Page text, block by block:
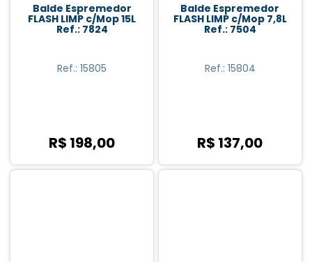
Balde Espremedor
FLASH LIMP c/Mop 15L
Ref.: 7824
Ref.: 15805
R$ 198,00
Balde Espremedor
FLASH LIMP c/Mop 7,8L
Ref.: 7504
Ref.: 15804
R$ 137,00